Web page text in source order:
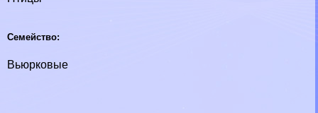
Семейство:
Вьюрковые